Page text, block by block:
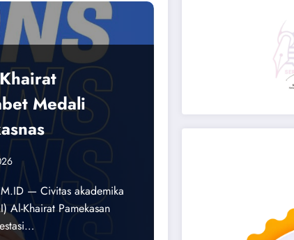
Medali
— Civitas akademika
Al-Khairat Pamekasan